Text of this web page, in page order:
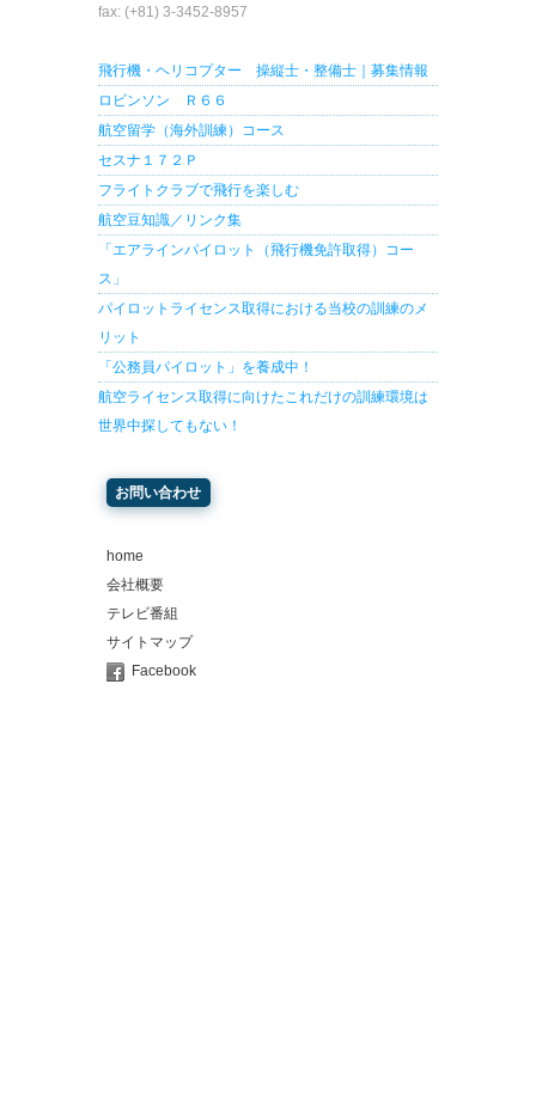
fax: (+81) 3-3452-8957
飛行機・ヘリコプター 操縦士・整備士｜募集情報
ロビンソン Ｒ６６
航空留学（海外訓練）コース
セスナ１７２Ｐ
フライトクラブで飛行を楽しむ
航空豆知識／リンク集
「エアラインパイロット（飛行機免許取得）コー
ス」
パイロットライセンス取得における当校の訓練のメ
リット
「公務員パイロット」を養成中！
航空ライセンス取得に向けたこれだけの訓練環境は
世界中探してもない！
お問い合わせ
home
会社概要
テレビ番組
サイトマップ
Facebook